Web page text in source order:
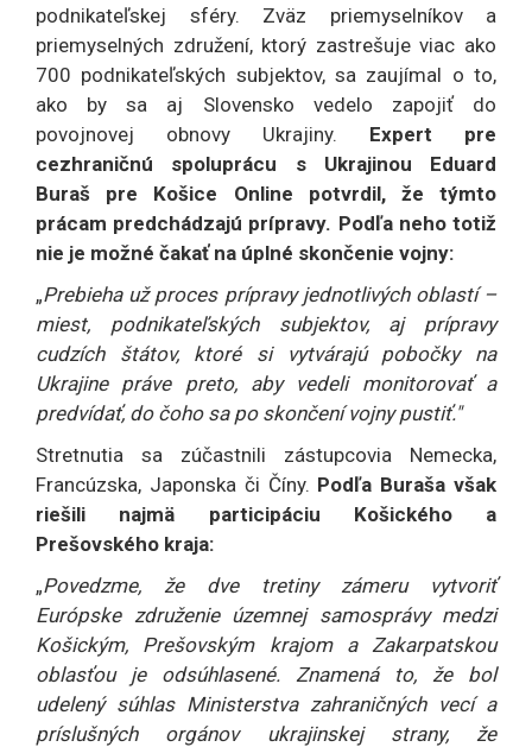
podnikateľskej sféry. Zväz priemyselníkov a
priemyselných združení, ktorý zastrešuje viac ako
700 podnikateľských subjektov, sa zaujímal o to,
ako by sa aj Slovensko vedelo zapojiť do
povojnovej obnovy Ukrajiny. Expert pre
cezhraničnú spoluprácu s Ukrajinou Eduard
Buraš pre Košice Online potvrdil, že týmto
prácam predchádzajú prípravy. Podľa neho totiž
nie je možné čakať na úplné skončenie vojny:
„Prebieha už proces prípravy jednotlivých oblastí –
miest, podnikateľských subjektov, aj prípravy
cudzích štátov, ktoré si vytvárajú pobočky na
Ukrajine práve preto, aby vedeli monitorovať a
predvídať, do čoho sa po skončení vojny pustiť."
Stretnutia sa zúčastnili zástupcovia Nemecka,
Francúzska, Japonska či Číny. Podľa Buraša však
riešili najmä participáciu Košického a
Prešovského kraja:
„Povedzme, že dve tretiny zámeru vytvoriť
Európske združenie územnej samosprávy medzi
Košickým, Prešovským krajom a Zakarpatskou
oblasťou je odsúhlasené. Znamená to, že bol
udelený súhlas Ministerstva zahraničných vecí a
príslušných orgánov ukrajinskej strany, že